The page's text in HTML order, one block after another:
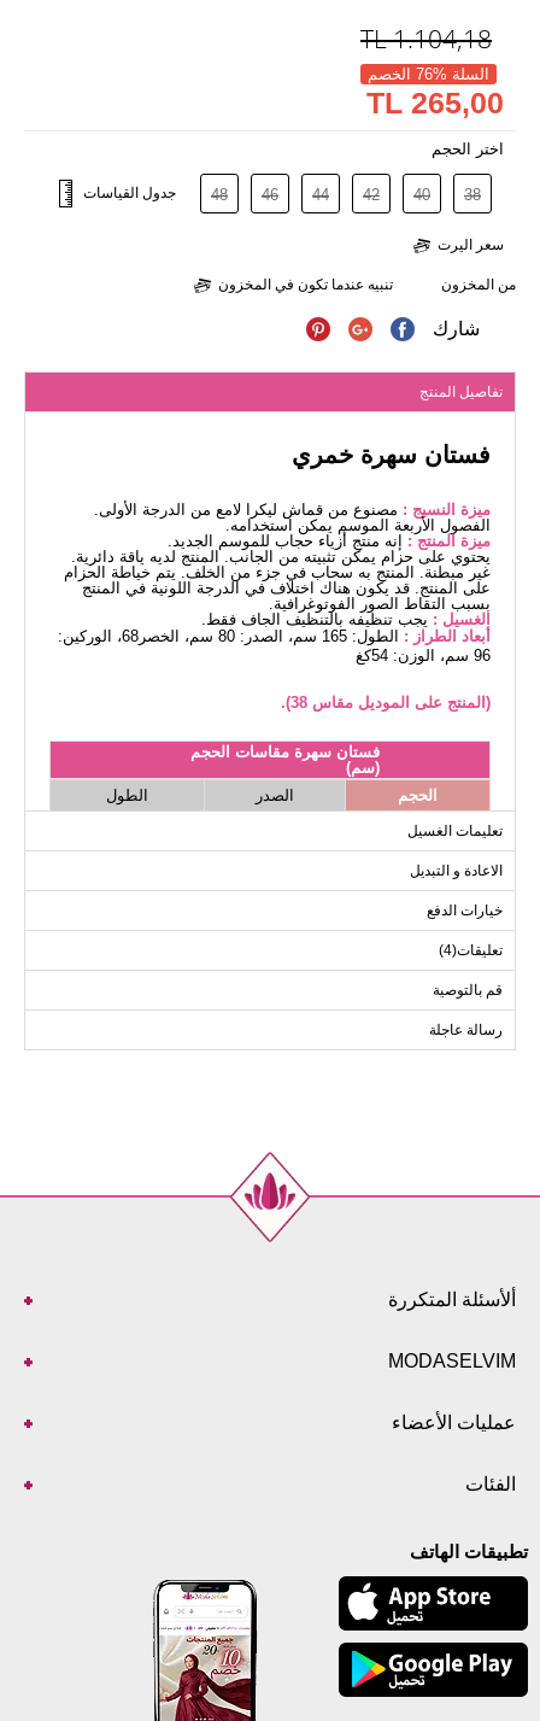
1.104,18
TL
السلة %76 الخصم
265,00 TL
اختر الحجم
38
40
42
44
46
48 جدول القياسات
سعر اليرت
من المخزون تنبيه عندما تكون في المخزون
شارك
تفاصيل المنتج
فستان سهرة خمري
ميزة النسيج : مصنوع من قماش ليكرا لامع من الدرجة الأولى.
الفصول الأربعة الموسم يمكن استخدامه.
ميزة المنتج : إنه منتج أزياء حجاب للموسم الجديد.
يحتوي على حزام يمكن تثبيته من الجانب. المنتج لديه ياقة دائرية.
غير مبطنة. المنتج به سحاب في جزء من الخلف. يتم خياطة الحزام
على المنتج. قد يكون هناك اختلاف في الدرجة اللونية في المنتج
بسبب التقاط الصور الفوتوغرافية.
الغسيل : يجب تنظيفه بالتنظيف الجاف فقط.
أبعاد الطراز :
الطول: 165 سم، الصدر: 80 سم، الخصر68، الوركين:
96 سم، الوزن: 54كغ
(المنتج على الموديل مقاس 38).
فستان سهرة مقاسات الحجم
(سم)
الحجم
الصدر
الطول
38
42
102
146
تعليمات الغسيل
الاعادة و التبديل
خيارات الدفع
تعليقات(4)
قم بالتوصية
رسالة عاجلة
ألأسئلة المتكررة
MODASELVIM
عمليات الأعضاء
الفئات
تطبيقات الهاتف